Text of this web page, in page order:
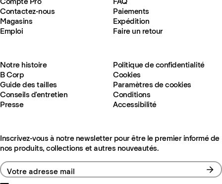
Contactez-nous
Magasins
Emploi
Paiements
Expédition
Faire un retour
Notre histoire
B Corp
Guide des tailles
Conseils d'entretien
Presse
Politique de confidentialité
Cookies
Paramètres de cookies
Conditions
Accessibilité
Inscrivez-vous à notre newsletter pour être le premier informé de
nos produits, collections et autres nouveautés.
Votre adresse mail